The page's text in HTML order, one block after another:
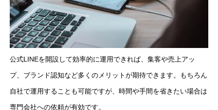
公式LINEを開設して効率的に運用できれば、集客や売上アッ
プ、ブランド認知など多くのメリットが期待できます。もちろん
自社で運用することも可能ですが、時間や手間を省きたい場合は
専門会社への依頼が有効です。